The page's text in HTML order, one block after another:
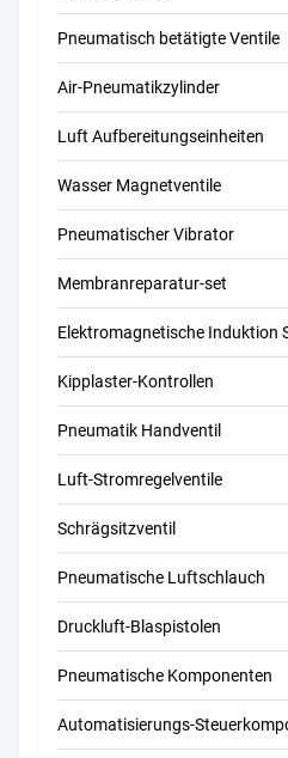
Pneumatisch betätigte Ventile
Air-Pneumatikzylinder
Luft Aufbereitungseinheiten
Wasser Magnetventile
Pneumatischer Vibrator
Membranreparatur-set
Elektromagnetische Induktion
Kipplaster-Kontrollen
Pneumatik Handventil
Luft-Stromregelventile
Schrägsitzventil
Pneumatische Luftschlauch
Druckluft-Blaspistolen
Pneumatische Komponenten
Automatisierungs-